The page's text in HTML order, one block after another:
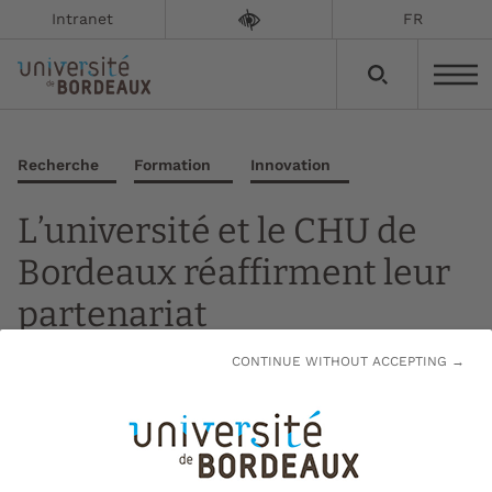
CONTINUE WITHOUT ACCEPTING →
Intranet FR
Recherche Formation Innovation
L’université et le CHU de
Bordeaux réaffirment leur
partenariat
Le centre hospitalier universitaire et
l’université viennent de signer une convention